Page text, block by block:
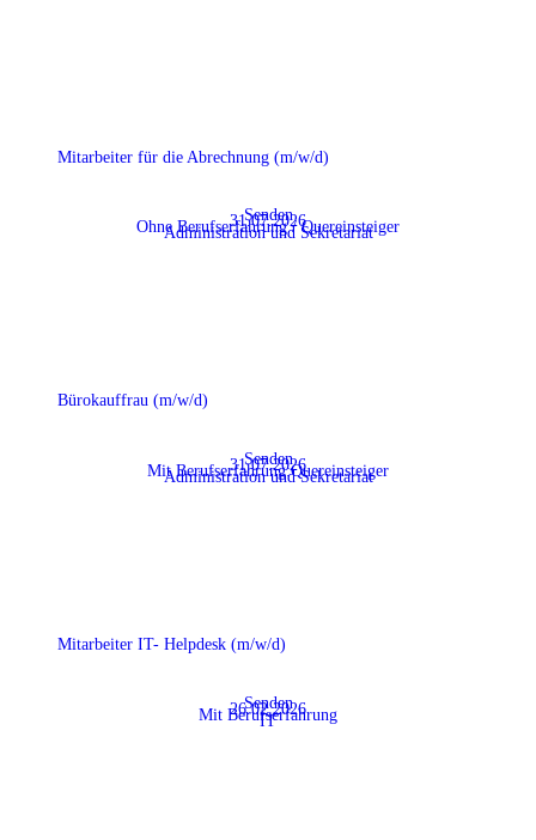
Mitarbeiter für die Abrechnung (m/w/d)
Senden
31.07.2026
Ohne Berufserfahrung / Quereinsteiger
Administration und Sekretariat
Bürokauffrau (m/w/d)
Senden
31.07.2026
Mit Berufserfahrung:Quereinsteiger
Administration und Sekretariat
Mitarbeiter IT- Helpdesk (m/w/d)
Senden
26.02.2026
Mit Berufserfahrung
IT